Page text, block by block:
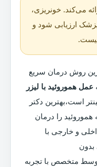
می‌کند. خونریزی،
ارزیابی شود و
روش درمان سریع
عمل هموروئید با لیزر
است،بهترین دکتر
هموروئید را درمان
و خارجی با
بدون
متخصص با تجربه